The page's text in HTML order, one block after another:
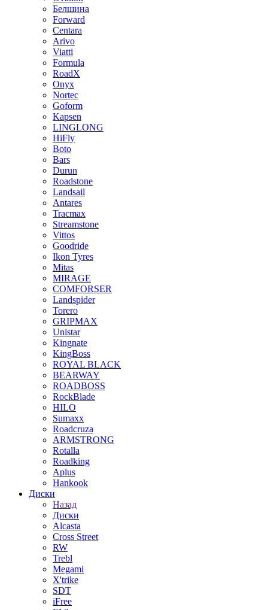
Белшина
Forward
Centara
Arivo
Viatti
Formula
RoadX
Onyx
Nortec
Goform
Kapsen
LINGLONG
HiFly
Boto
Bars
Durun
Roadstone
Landsail
Antares
Tracmax
Streamstone
Vittos
Goodride
Ikon Tyres
Mitas
MIRAGE
COMFORSER
Landspider
Torero
GRIPMAX
Unistar
Kingnate
KingBoss
ROYAL BLACK
BEARWAY
ROADBOSS
RockBlade
HILO
Sumaxx
Roadcruza
ARMSTRONG
Rotalla
Roadking
Aplus
Hankook
Диски
Назад
Диски
Alcasta
Cross Street
RW
Trebl
Megami
X'trike
SDT
iFree